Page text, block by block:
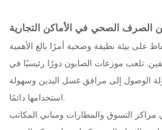
الصرف الصحي في الأماكن التجارية
على بيئة نظيفة وصحية أمرًا بالغ الأهمية
تلعب موزعات الصابون دورًا رئيسيًا في
الوصول إلى مرافق غسل اليدين وسهولة
استخدامها دائمًا.
مراكز التسوق والمطارات ومباني المكاتب